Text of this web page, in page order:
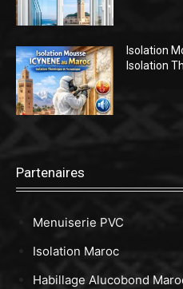
Isolation
Isolation
Partenaires
Menuiserie PVC
Isolation Maroc
Habillage Alucobond